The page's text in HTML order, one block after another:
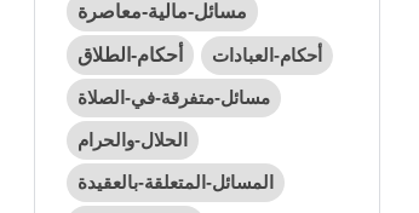
مسائل-مالية-معاصرة
أحكام-الطلاق أحكام-العبادات
مسائل-متفرقة-في-الصلاة
الحلال-والحرام
المسائل-المتعلقة-بالعقيدة